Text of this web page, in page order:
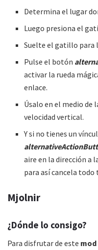
Determina el lugar
Luego presiona el
Suelte el gatillo para
Pulse el botón
activar la rueda
enlace.
Úsalo en el medio de
velocidad vertical.
Y si no tienes un
aire en la dirección a
para así cancela todo
Mjolnir
¿Dónde lo consigo?
Para disfrutar de este mod